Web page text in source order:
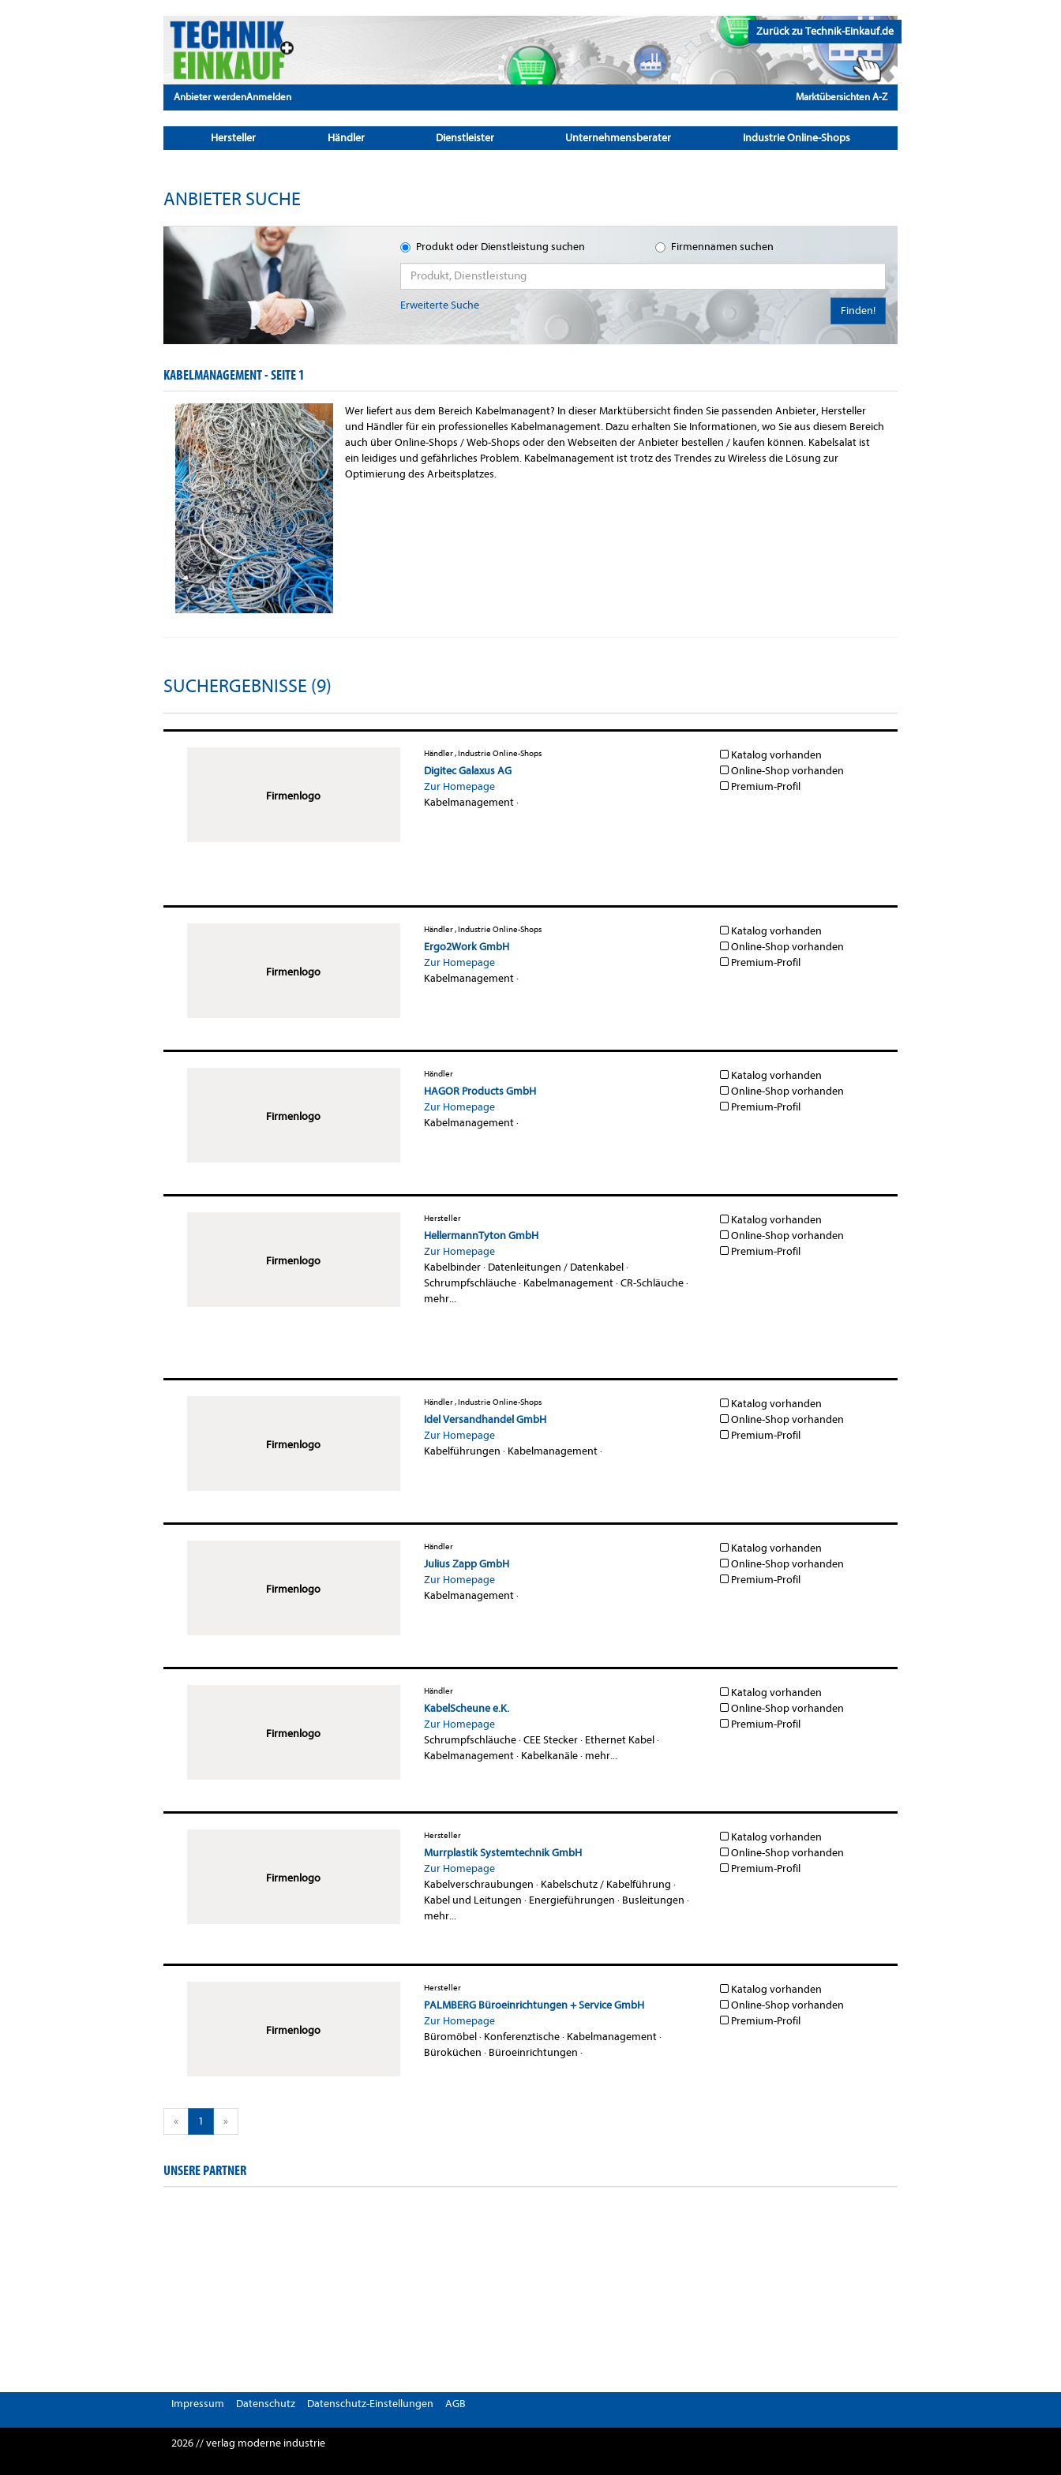
Zurück zu Technik-Einkauf.de
Anbieter werdenAnmelden Marktübersichten A-Z
Hersteller Händler Dienstleister Unternehmensberater Industrie Online-Shops
ANBIETER SUCHE
Produkt oder Dienstleistung suchen Firmennamen suchen
Erweiterte Suche Finden!
KABELMANAGEMENT -SEITE 1
Wer liefert aus dem Bereich Kabelmanagent? In dieser Marktübersicht finden Sie passenden Anbieter, Hersteller
und Händler für ein professionelles Kabelmanagement. Dazu erhalten Sie Informationen, wo Sie aus diesem Bereich
auch über Online-Shops / Web-Shops oder den Webseiten der Anbieter bestellen / kaufen können. Kabelsalat ist
ein leidiges und gefährliches Problem. Kabelmanagement ist trotz des Trendes zu Wireless die Lösung zur
Optimierung des Arbeitsplatzes.
SUCHERGEBNISSE (9)
Firmenlogo
Händler , Industrie Online-Shops
Digitec Galaxus AG
Zur Homepage
Kabelmanagement·
Katalog vorhanden
Online-Shop vorhanden
Premium-Profil
Firmenlogo
Händler , Industrie Online-Shops
Ergo2Work GmbH
Zur Homepage
Kabelmanagement·
Katalog vorhanden
Online-Shop vorhanden
Premium-Profil
Firmenlogo
Händler
HAGOR Products GmbH
Zur Homepage
Kabelmanagement·
Katalog vorhanden
Online-Shop vorhanden
Premium-Profil
Firmenlogo
Hersteller
HellermannTyton GmbH
Zur Homepage
Kabelbinder· Datenleitungen / Datenkabel·
Schrumpfschläuche· Kabelmanagement·CR-Schläuche·
mehr...
Katalog vorhanden
Online-Shop vorhanden
Premium-Profil
Firmenlogo
Händler , Industrie Online-Shops
Idel Versandhandel GmbH
Zur Homepage
Kabelführungen · Kabelmanagement·
Katalog vorhanden
Online-Shop vorhanden
Premium-Profil
Firmenlogo
Händler
Julius Zapp GmbH
Zur Homepage
Kabelmanagement·
Katalog vorhanden
Online-Shop vorhanden
Premium-Profil
Firmenlogo
Händler
KabelScheune e.K.
Zur Homepage
Schrumpfschläuche·CEE Stecker· Ethernet Kabel·
Kabelmanagement· Kabelkanäle· mehr...
Katalog vorhanden
Online-Shop vorhanden
Premium-Profil
Firmenlogo
Hersteller
Murrplastik Systemtechnik GmbH
Zur Homepage
Kabelverschraubungen · Kabelschutz / Kabelführung ·
Kabel und Leitungen · Energieführungen · Busleitungen ·
mehr...
Katalog vorhanden
Online-Shop vorhanden
Premium-Profil
Firmenlogo
Hersteller
PALMBERG Büroeinrichtungen + Service GmbH
Zur Homepage
Büromöbel· Konferenztische· Kabelmanagement·
Büroküchen · Büroeinrichtungen ·
Katalog vorhanden
Online-Shop vorhanden
Premium-Profil
« 1 »
UNSERE PARTNER
Impressum Datenschutz Datenschutz-Einstellungen AGB
2026 // verlag moderne industrie